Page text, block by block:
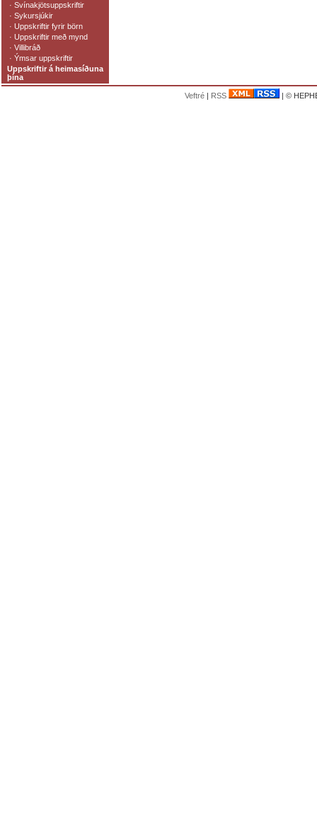
· Svínakjötsuppskriftir
· Sykursjúkir
· Uppskriftir fyrir börn
· Uppskriftir með mynd
· Villibráð
· Ýmsar uppskriftir
Uppskriftir á heimasíðuna
þína
Veftré| RSS | ©